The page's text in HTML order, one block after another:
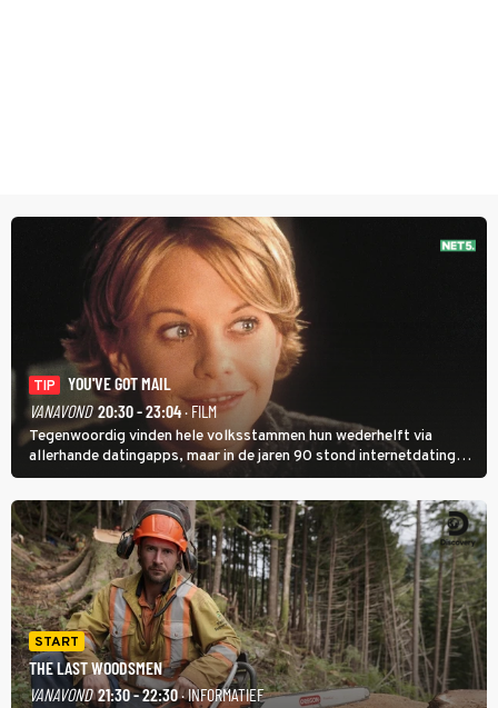
TIP
YOU'VE GOT MAIL
VANAVOND 20:30 - 23:04· FILM
Tegenwoordig vinden hele volksstammen hun wederhelft via
allerhande datingapps, maar in de jaren 90 stond internetdating
nog in de kinderschoenen. In de film You've Got Mail zie je dat
terug.
START
THE LAST WOODSMEN
VANAVOND 21:30 - 22:30· INFORMATIEF